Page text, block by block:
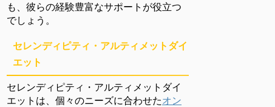
も、彼らの経験豊富なサポートが役立つ
でしょう。
セレンディピティ・アルティメットダイ
エット
セレンディピティ・アルティメットダイ
エットは、個々のニーズに合わせたオン